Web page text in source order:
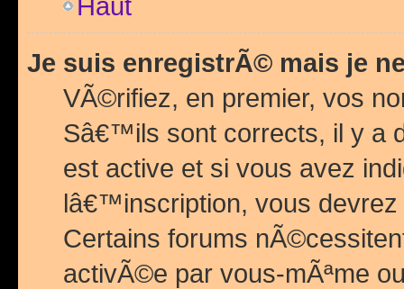
Je suis enregistrÃ© mais je
VÃ©rifiez, en premier, vos
Sâ€™ils sont corrects, il y a
est active et si vous avez
lâ€™inscription, vous
Certains forums
activÃ©e par vous-mÃªme